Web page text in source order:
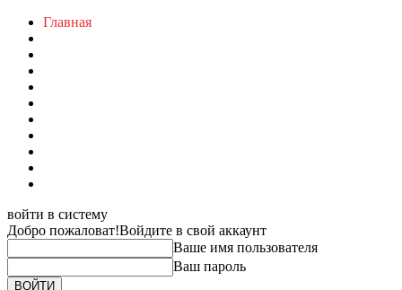
Главная
войти в систему
Добро пожаловат!Войдите в свой аккаунт
Ваше имя пользователя
Ваш пароль